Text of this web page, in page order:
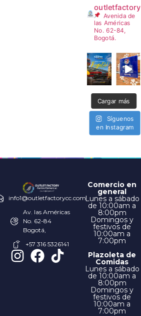
outletfactory
Avenida de
las Américas
No. 62-84,
Bogotá.
Cargar más
Síguenos
en Instagram
info1@outletfactorycc.com
Av. las Américas
No. 62-84
Bogotá,
+57 316 5326141
Comercio en
general
Lunes a sábado
de 10:00am a
8:00pm
Domingos y
festivos de
10:00am a
7:00pm
Plazoleta de
Comidas
Lunes a sábado
de 10:00am a
8:00pm
Domingos y
festivos de
10:00am a
7:00pm